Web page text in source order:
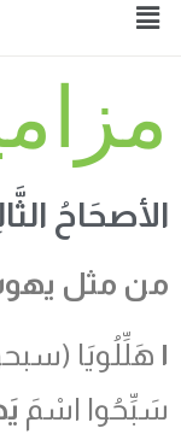
مزامير
الأصحَاحُ
من مثل
١ هَلِّلُويَا
سَبِّحُوا اسْمَ